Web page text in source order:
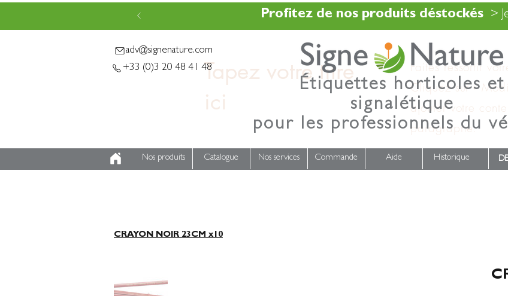
Profitez de nos produits déstockés >
Tapez votre titre
Faites ressortir
Cliquez sur «
ajouter votre
paragraphe.
adv@signenature.com
+33 (0)3 20 48 41 48
Étiquettes horticoles et
signalétique
pour les professionnels du
Nos produits Catalogue Nos services Commande Aide Historique
CRAYON NOIR 23CM x10